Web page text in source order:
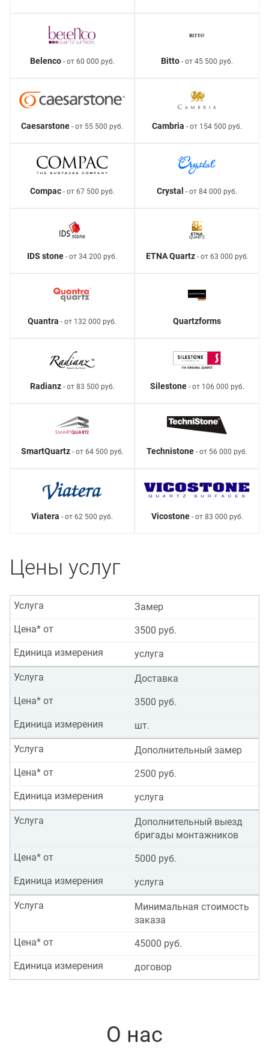
Belenco- от 60 000 руб. Bitto - от 45 500 руб.
Caesarstone - от 55 500 руб. Cambria - от 154 500 руб.
Compac- от 67 500 руб. Crystal - от 84 000 руб.
IDS stone - от 34 200 руб. ETNA Quartz- от 63 000 руб.
Quantra - от 132 000 руб. Quartzforms
Radianz- от 83 500 руб. Silestone- от 106 000 руб.
SmartQuartz- от 64 500 руб. Technistone - от 56 000 руб.
Viatera - от 62 500 руб. Vicostone- от 83 000 руб.
Цены услуг
Замер
Услуга
3500 руб.
Цена* от
услуга
Единица измерения
Доставка
Услуга
3500 руб.
Цена* от
шт.
Единица измерения
Дополнительный замер
Услуга
2500 руб.
Цена* от
услуга
Единица измерения
Дополнительный выезд
бригады монтажников
Услуга
5000 руб.
Цена* от
услуга
Единица измерения
Минимальная стоимость
заказа
Услуга
45000 руб.
Цена* от
договор
Единица измерения
О нас